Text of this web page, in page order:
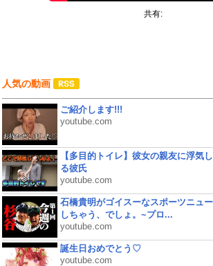
共有:
人気の動画
ご紹介します!!!
youtube.com
【多目的トイレ】彼女の親友に浮気
る彼氏
youtube.com
石橋貴明がゴイスーなスポーツニュ
しちゃう、でしょ。~プロ...
youtube.com
誕生日おめでとう♡
youtube.com